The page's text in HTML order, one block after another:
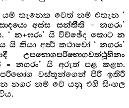
යම් තැනෙක වෙත් නම් එතැන ‘
අස්ස සන්තීති = නගරං’
‘ න+ඝරං’ යි විච්ඡේද කොටන
යි කියා අර්‍ත්‍ථ කථාවෝ ‘ නගරං’
උපභොගපරිභොගවත්ථූහිනං
නගරං’ යි අරුත් පළ කළහ.
වස්තූන්ගෙන් පිරී ඉතිරී
නගර නම් වේ යනු එහි සිංහල